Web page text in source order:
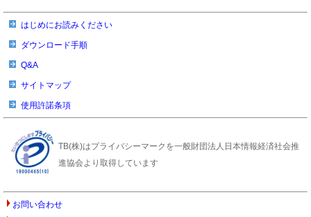
はじめにお読みください
ダウンロード手順
Q&A
サイトマップ
使用許諾条項
TB(株)はプライバシーマークを一般財団法人日本情報経済社会推
進協会より取得しています
お問い合わせ